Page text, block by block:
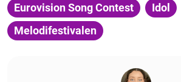
Eurovision Song Contest
Idol
Melodifestivalen